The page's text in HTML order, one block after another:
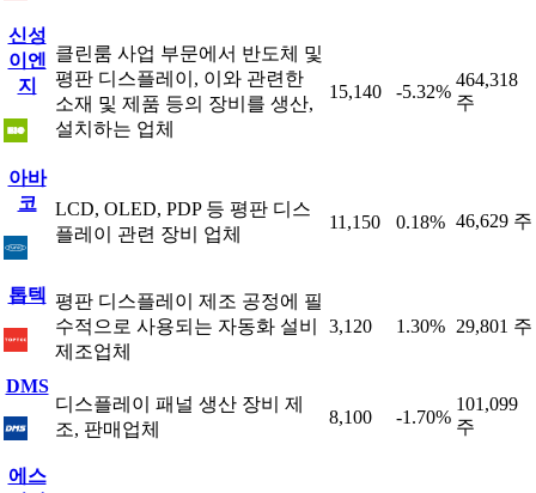
신성
이엔
지
클린룸 사업 부문에서 반도체 및
평판 디스플레이, 이와 관련한
소재 및 제품 등의 장비를 생산,
설치하는 업체
15,140 -5.32%
464,318
주
아바
코
LCD, OLED, PDP 등 평판 디스
플레이 관련 장비 업체
11,150 0.18% 46,629 주
톱텍 평판 디스플레이 제조 공정에 필
수적으로 사용되는 자동화 설비
제조업체
3,120 1.30% 29,801 주
DMS
디스플레이 패널 생산 장비 제
조, 판매업체
8,100 -1.70%
101,099
주
에스